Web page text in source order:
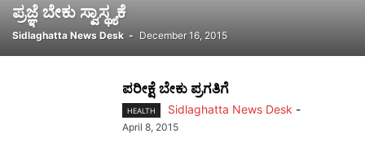
ಪ್ರಜ್ಞೆ ಬೇಕು ಸ್ವಾಸ್ಥ್ಯಕೆ
Sidlaghatta News Desk - December 16, 2015
ಪರೀಕ್ಷೆ ಬೇಕು ಪ್ರಗತಿಗೆ
HEALTH Sidlaghatta News Desk -
April 8, 2015